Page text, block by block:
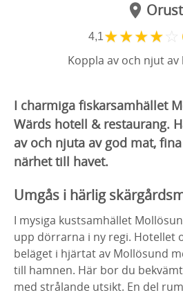
Orust
4,1★★★★ ☆
Koppla av och njut av
I charmiga fiskarsamhället
Wärds hotell & restaurang.
av och njuta av god mat,
närhet till havet.
Umgås i härlig
I mysiga kustsamhället
upp dörrarna i ny regi. Hotellet
beläget i hjärtat av Mollösund
till hamnen. Här bor du
med strålande utsikt. En del